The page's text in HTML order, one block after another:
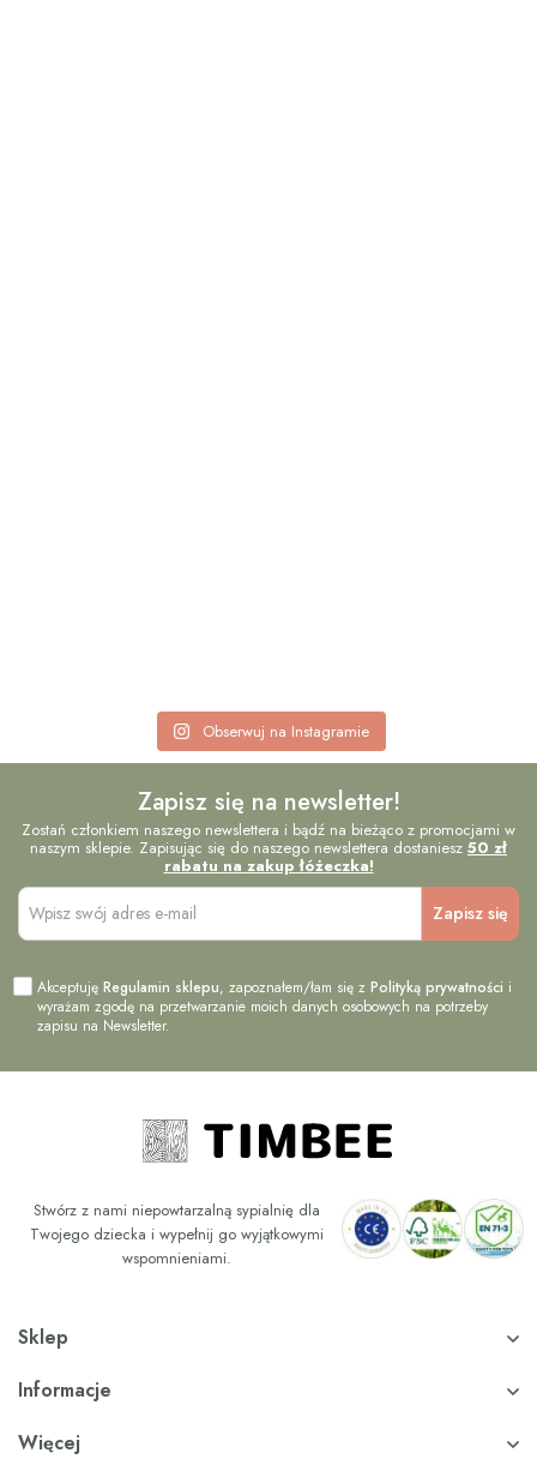
Obserwuj na Instagramie
Zapisz się na newsletter!
Zostań członkiem naszego newslettera i bądź na bieżąco z promocjami w
naszym sklepie. Zapisując się do naszego newslettera dostaniesz 50 zł
rabatu na zakup łóżeczka!
AkceptujęRegulamin sklepu, zapoznałem/łam się zPolityką prywatności i
wyrażam zgodę na przetwarzanie moich danych osobowych na potrzeby
zapisu na Newsletter.
Stwórz z nami niepowtarzalną sypialnię dla
Twojego dziecka i wypełnij go wyjątkowymi
wspomnieniami.
Sklep
Informacje
Więcej